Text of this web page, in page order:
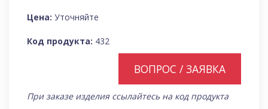
Цена: Уточняйте
Код продукта: 432
ВОПРОС / ЗАЯВКА
При заказе изделия ссылайтесь на код продукта